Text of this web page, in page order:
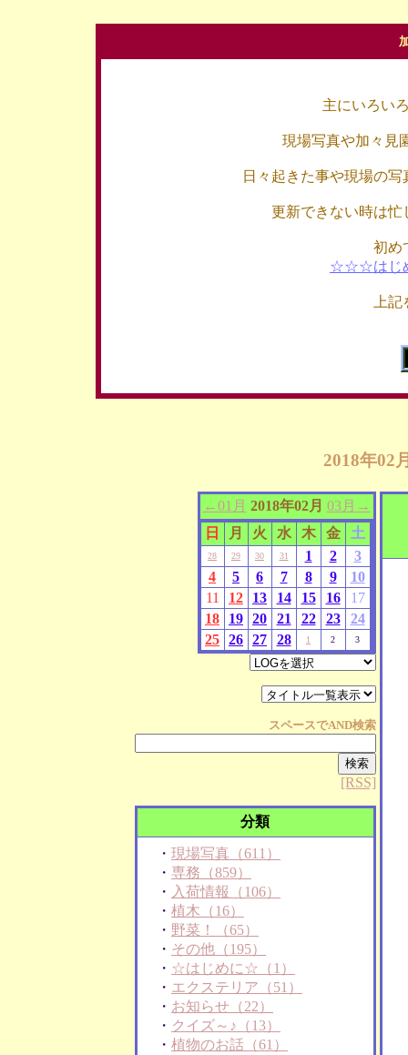
主にいろい
現場写真や加々見
日々起きた事や現場の
更新できない時は忙
初め
☆☆☆はじ
上
2018年02
←01月 2018年02月 03月→
日
月 火 水 木 金 土
28 29 30 31 1 2
3
4
5 6 7 8 9
10
11
12 13 14 15 16
17
18
19 20 21 22 23
24
25 26 27 28 1 2 3
スペースでAND検索
[RSS]
分類
・ 現場写真（611）
・ 専務（859）
・ 入荷情報（106）
・ 植木（16）
・ 野菜！（65）
・ その他（195）
・ ☆はじめに☆（1）
・ エクステリア（51）
・ お知らせ（22）
・ クイズ～♪（13）
・ 植物のお話（61）